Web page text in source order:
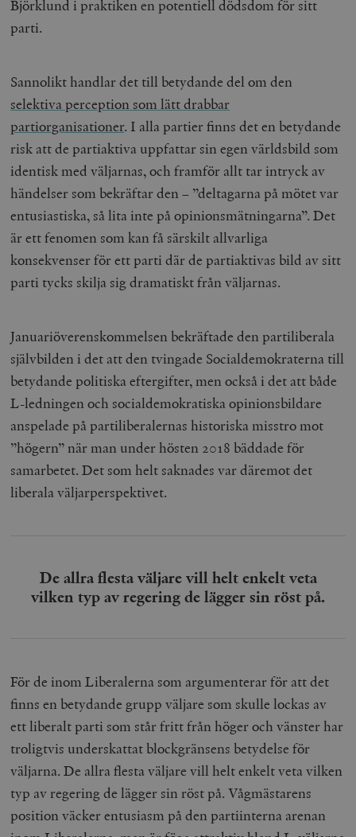
Björklund i praktiken en potentiell dödsdom för sitt
parti.
Sannolikt handlar det till betydande del om den
selektiva perception som lätt drabbar
partiorganisationer. I alla partier finns det en betydande
risk att de partiaktiva uppfattar sin egen världsbild som
identisk med väljarnas, och framför allt tar intryck av
händelser som bekräftar den – ”deltagarna på mötet var
entusiastiska, så lita inte på opinionsmätningarna”. Det
är ett fenomen som kan få särskilt allvarliga
konsekvenser för ett parti där de partiaktivas bild av sitt
parti tycks skilja sig dramatiskt från väljarnas.
Januariöverenskommelsen bekräftade den partiliberala
självbilden i det att den tvingade Socialdemokraterna till
betydande politiska eftergifter, men också i det att både
L-ledningen och socialdemokratiska opinionsbildare
anspelade på partiliberalernas historiska misstro mot
”högern” när man under hösten 2018 bäddade för
samarbetet. Det som helt saknades var däremot det
liberala väljarperspektivet.
De allra flesta väljare vill helt enkelt veta
vilken typ av regering de lägger sin röst på.
För de inom Liberalerna som argumenterar för att det
finns en betydande grupp väljare som skulle lockas av
ett liberalt parti som står fritt från höger och vänster har
troligtvis underskattat blockgränsens betydelse för
väljarna. De allra flesta väljare vill helt enkelt veta vilken
typ av regering de lägger sin röst på. Vågmästarens
position väcker entusiasm på den partiinterna arenan